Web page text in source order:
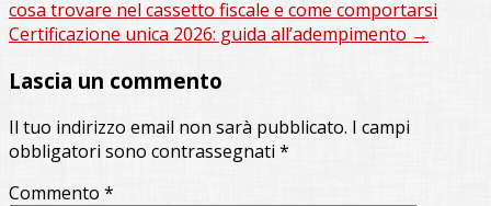
cosa trovare nel cassetto fiscale e come comportarsi
Certificazione unica 2026: guida all’adempimento →
Lascia un commento
Il tuo indirizzo email non sarà pubblicato. I campi
obbligatori sono contrassegnati*
Commento *